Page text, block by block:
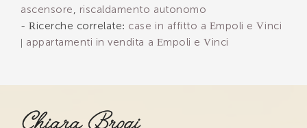
ascensore , riscaldamento autonomo
- Ricerche correlate: case in affitto a Empoli e Vinci
appartamenti in vendita a Empoli e Vinci